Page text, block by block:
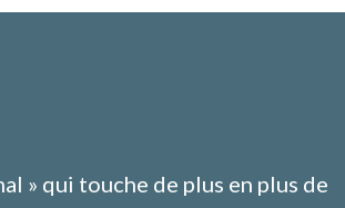
» qui touche de plus en plus de